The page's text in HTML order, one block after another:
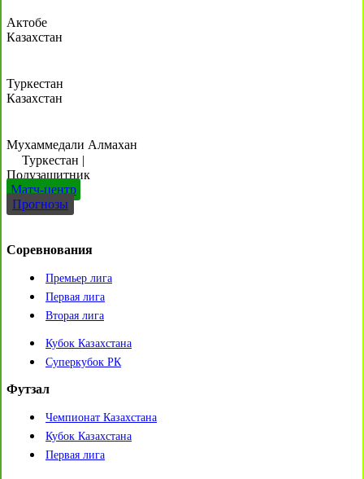
Актобе
Казахстан
Туркестан
Казахстан
Мухаммедали Алмахан
Туркестан |
Полузащитник
Матч-центр
Прогнозы
Соревнования
Премьер лига
Первая лига
Вторая лига
Кубок Казахстана
Суперкубок РК
Футзал
Чемпионат Казахстана
Кубок Казахстана
Первая лига